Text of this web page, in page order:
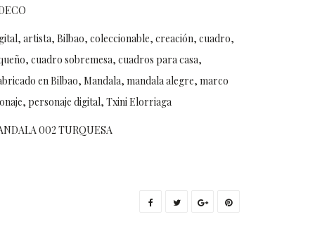
, artista, Bilbao, coleccionable, creación, cuadro,
, cuadro sobremesa, cuadros para casa,
en Bilbao, Mandala, mandala alegre, marco
, personaje digital, Txini Elorriaga
002 TURQUESA